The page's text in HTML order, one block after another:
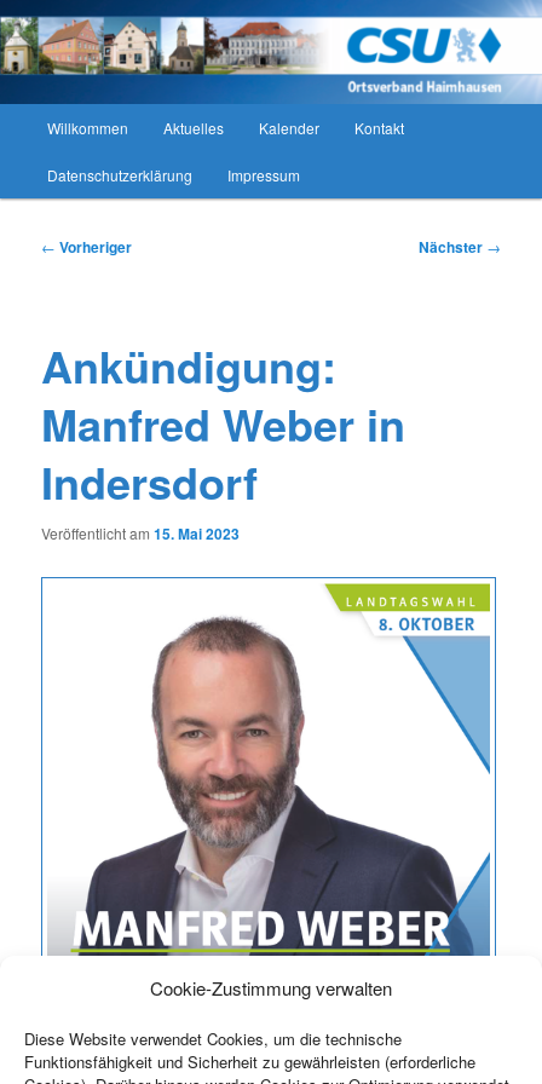
Cookie-Zustimmung verwalten
Diese Website verwendet Cookies, um die technische
Funktionsfähigkeit und Sicherheit zu gewährleisten (erforderliche
Zum
primären
Inhalt
CSU Ortsverband Haimhausen
CSU Ortsverband Haimhausen
Willkommen Aktuelles Kalender Kontakt
Datenschutzerklärung Impressum
Beitragsnavigation
← Vorheriger Nächster →
Ankündigung:
Manfred Weber in
Indersdorf
Veröffentlicht am15. Mai 2023